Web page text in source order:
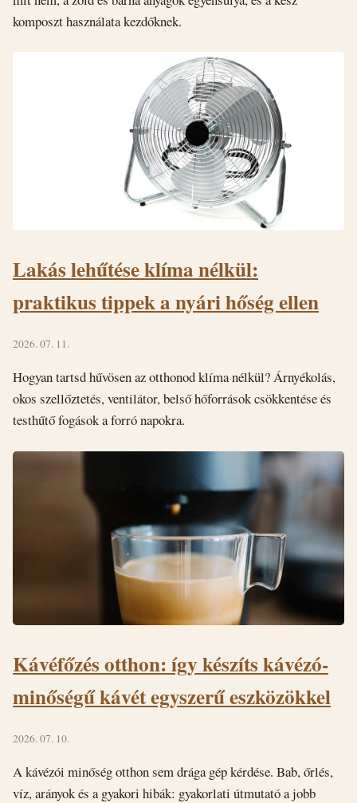
komposzt használata kezdőknek.
Lakás lehűtése klíma nélkül:
praktikus tippek a nyári hőség ellen
2026. 07. 11.
Hogyan tartsd hűvösen az otthonod klíma nélkül? Árnyékolás,
okos szellőztetés, ventilátor, belső hőforrások csökkentése és
testhűtő fogások a forró napokra.
Kávéfőzés otthon: így készíts kávézó-
minőségű kávét egyszerű eszközökkel
2026. 07. 10.
A kávézói minőség otthon sem drága gép kérdése. Bab, őrlés,
víz, arányok és a gyakori hibák: gyakorlati útmutató a jobb